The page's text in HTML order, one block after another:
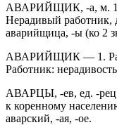
АВАРИЙЩИК, -а, м. 1.
Нерадивый работник,
аварийщица, -ы (ко 2
АВАРИЙЩИК — 1.
Работник:
АВАРЦЫ, -ев, ед. -
к коренному
аварский, -ая, -ое.